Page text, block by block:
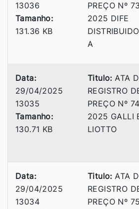
13036
Tamanho:
131.36 KB
PREÇO Nº
2025 DIFE
A
Data:
29/04/2025
13035
Tamanho:
130.71 KB
Titulo: ATA
REGISTRO
PREÇO Nº
2025 GALLI
LIOTTO
Data:
29/04/2025
13034
Titulo: ATA
REGISTRO
PREÇO Nº